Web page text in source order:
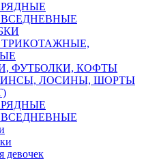
ФУТБОЛКИ, КОФТЫ
ЛОСИНЫ, ШОРТЫ
девочек